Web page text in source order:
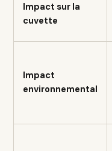
Impact sur la
cuvette
Impact
environnemental